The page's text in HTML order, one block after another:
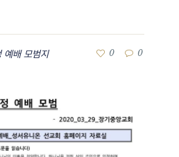
예배 모범지 0 0